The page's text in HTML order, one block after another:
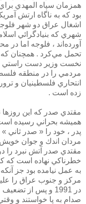
همزمان سپاه المهدي
بود كه به ناگاه ارتش
اشغال عراق دو شهر
شهري كه بنيادگرائي
آورده‌اند ، فلوجه اما
تحمل مي‌كرد . همچنان
نخست وزير دست راستي
مردمي را در منطقه
انتحاري فلسطينيان و
زده است .
مقتدي صدر كه اين روزها
هميشه بحراني رسيده است
پدر ، خود را « صدر ثاني
مردان اندك و جوان
مقتدي صدر آتش نبرد را
خطرناكي نهاده ‌است كه
به عمل نيامده بود جز
مركز و جنوب عراق را
در 1991 و پس از
صدام به پا خواستند و